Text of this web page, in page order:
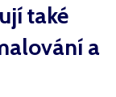
také
a